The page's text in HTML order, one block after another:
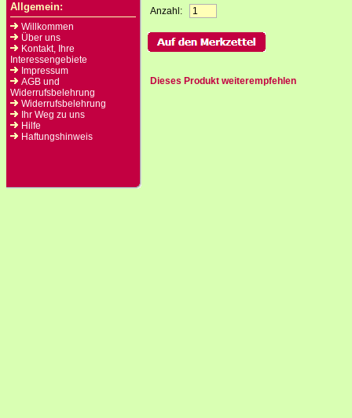
Allgemein:
Willkommen
Über uns
Kontakt, Ihre
Interessengebiete
Impressum
AGB und
Widerrufsbelehrung
Widerrufsbelehrung
Ihr Weg zu uns
Hilfe
Haftungshinweis
Anzahl:
Dieses Produkt weiterempfehlen